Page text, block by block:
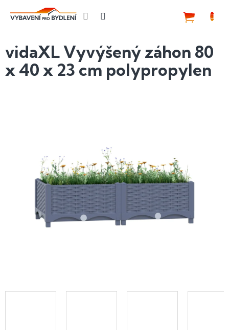
vidaXL Vyvýšený záhon 80
x 40 x 23 cm polypropylen